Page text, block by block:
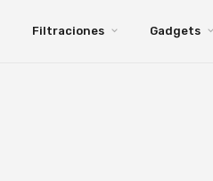
Filtraciones Gadgets